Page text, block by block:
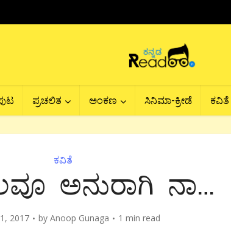
ಪ್ರಚಲಿತ ಅಂಕಣ ಸಿನಿಮಾ-ಕ್ರೀಡೆ ಕವಿತೆ
ಕವಿತೆ
ಅನುರಾಗಿ ನಾ…
2017 by Anoop Gunaga 1 min read